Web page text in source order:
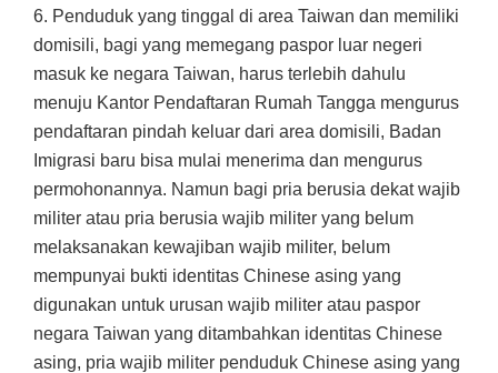
6. Penduduk yang tinggal di area Taiwan dan memiliki
domisili, bagi yang memegang paspor luar negeri
masuk ke negara Taiwan, harus terlebih dahulu
menuju Kantor Pendaftaran Rumah Tangga mengurus
pendaftaran pindah keluar dari area domisili, Badan
Imigrasi baru bisa mulai menerima dan mengurus
permohonannya. Namun bagi pria berusia dekat wajib
militer atau pria berusia wajib militer yang belum
melaksanakan kewajiban wajib militer, belum
mempunyai bukti identitas Chinese asing yang
digunakan untuk urusan wajib militer atau paspor
negara Taiwan yang ditambahkan identitas Chinese
asing, pria wajib militer penduduk Chinese asing yang